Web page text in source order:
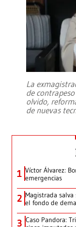
La
de
olvido,
de nuevas
1 Víctor Álvarez:
emergencias
2 Magistrada
el fondo de
3 Caso Pandora: